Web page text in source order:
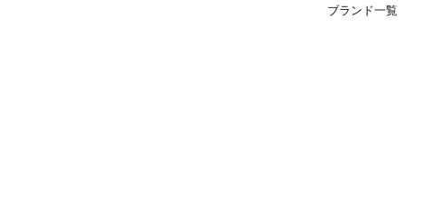
ブランド一覧